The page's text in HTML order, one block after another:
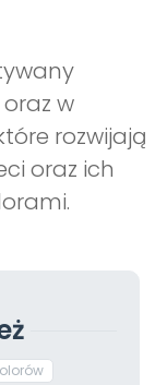
w
rozwijają
oraz ich